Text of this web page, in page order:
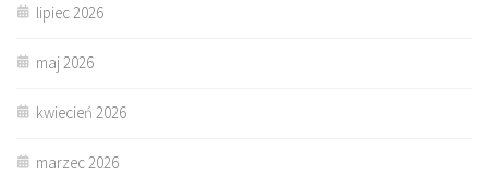
lipiec 2026
maj 2026
kwiecień 2026
marzec 2026